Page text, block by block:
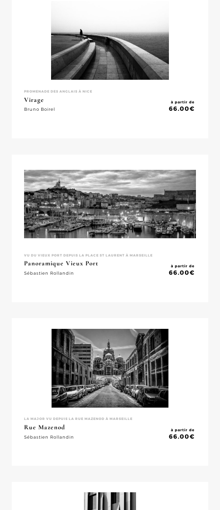
PROMENADE DES ANGLAIS À NICE
Virage
Bruno Boirel
à partir de
66.00€
VU DU VIEUX PORT DEPUIS LA PLACE ST LAURENT À MARSEILLE
Panoramique Vieux Port
Sébastien Rollandin
à partir de
66.00€
LA MAJOR VU DEPUIS LA RUE MAZENOD À MARSEILLE
Rue Mazenod
Sébastien Rollandin
à partir de
66.00€